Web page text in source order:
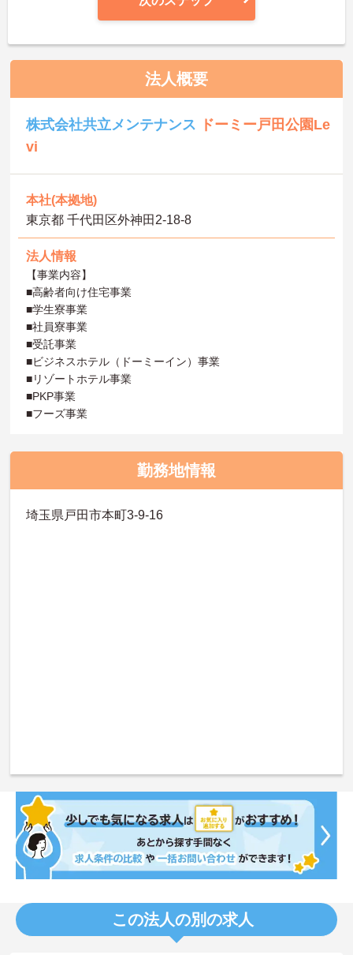
法人概要
株式会社共立メンテナンス ドーミー戸田公園Le
vi
本社(本拠地)
東京都 千代田区外神田2-18-8
法人情報
【事業内容】
■高齢者向け住宅事業
■学生寮事業
■社員寮事業
■受託事業
■ビジネスホテル（ドーミーイン）事業
■リゾートホテル事業
■PKP事業
■フーズ事業
勤務地情報
埼玉県戸田市本町3-9-16
この法人の別の求人